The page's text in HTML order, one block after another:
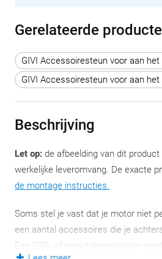
Gerelateerde
GIVI Accessoiresteun voor aan
GIVI Accessoiresteun voor aan
Beschrijving
Let op: de afbeelding van dit
werkelijke leveromvang. De exacte
de montage instructies.
Soms stel je vast dat je motor niet
een aantal accessoires die je
Een GPS- of smartphonehouder